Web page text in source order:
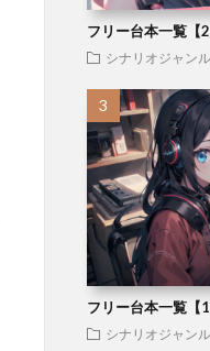
フリー台本一覧【
シナリオジャン
フリー台本一覧【
シナリオジャン